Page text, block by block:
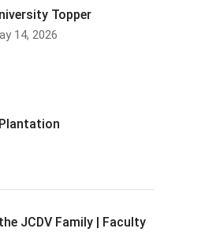
Topper
14, 2026
JCDV Family | Faculty